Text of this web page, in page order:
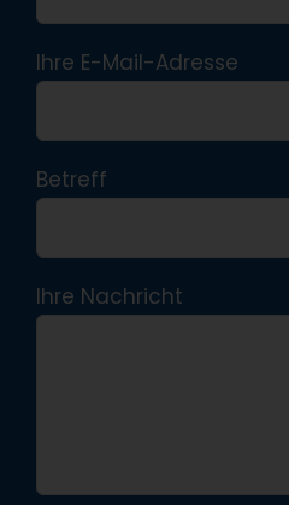
Ihre E-Mail-Adresse
Betreff
Ihre Nachricht